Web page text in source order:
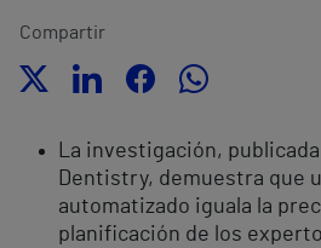
Compartir
La investigación,
Dentistry, demuestra que
automatizado iguala la
planificación de los